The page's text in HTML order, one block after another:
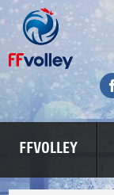
FFVOLLEY